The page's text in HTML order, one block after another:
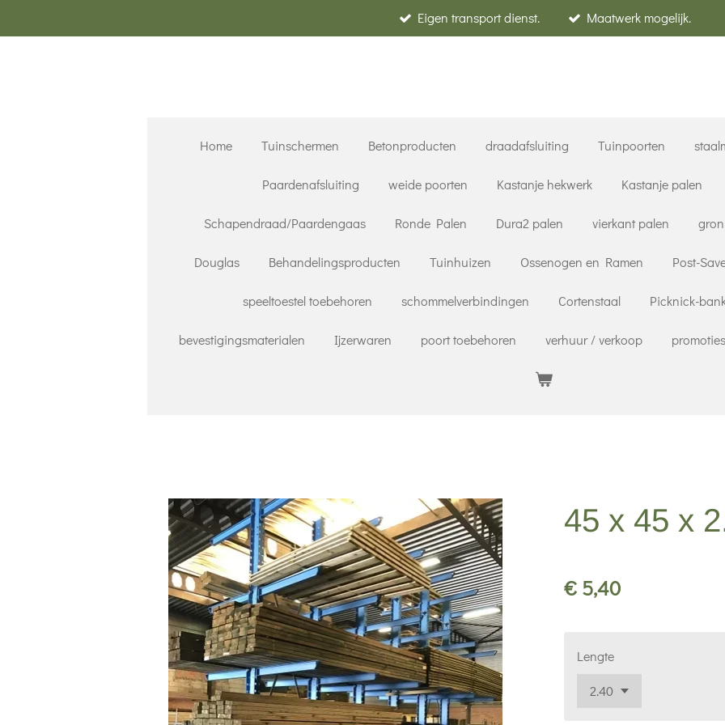
direct
Eigen transport dienst. Maatwerk mogelijk.
Home Tuinschermen Betonproducten draadafsluiting Tuinpoorten
Paardenafsluiting weide poorten Kastanje hekwerk Kastanje palen
Schapendraad/Paardengaas Ronde Palen Dura2 palen vierkant palen
Douglas Behandelingsproducten Tuinhuizen Ossenogen en Ramen Post-
speeltoestel toebehoren schommelverbindingen Cortenstaal Picknick-
bevestigingsmaterialen Ijzerwaren poort toebehoren verhuur / verkoop
45 x 45 x
€ 5,40
Lengte